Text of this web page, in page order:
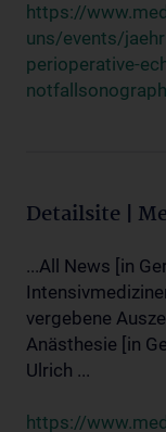
https://
uns/events/
perioperative-
Detailsite |
...All News [in
vergebene
Anästhesie [in
Ulrich ...
https://